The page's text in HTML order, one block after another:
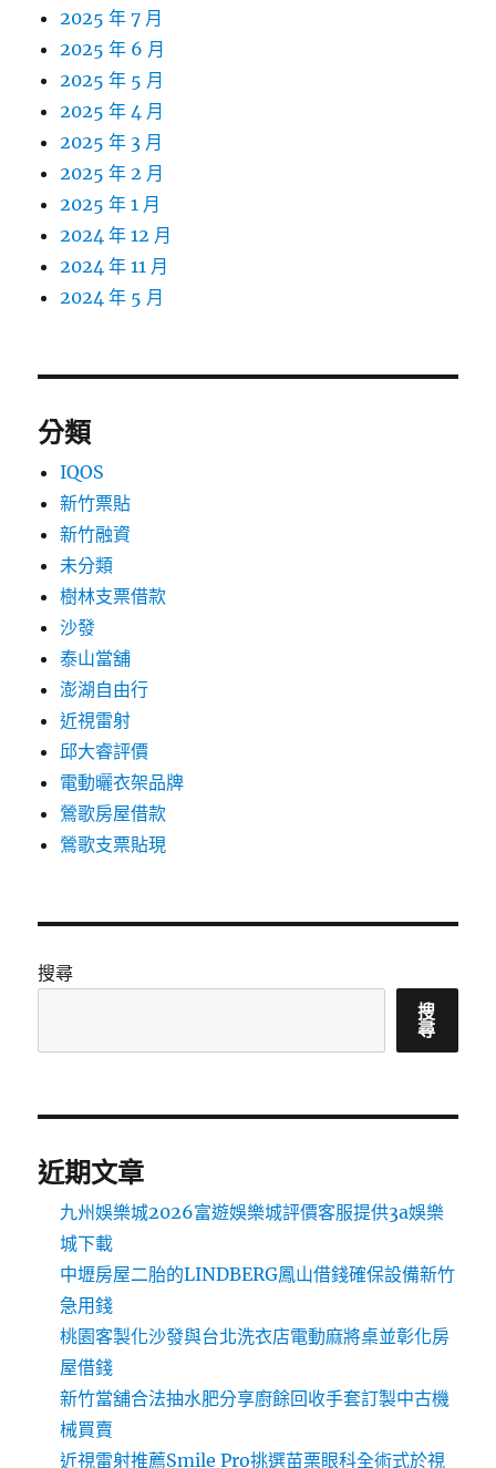
2025 年 7 月
2025 年 6 月
2025 年 5 月
2025 年 4 月
2025 年 3 月
2025 年 2 月
2025 年 1 月
2024 年 12 月
2024 年 11 月
2024 年 5 月
分類
IQOS
新竹票貼
新竹融資
未分類
樹林支票借款
沙發
泰山當舖
澎湖自由行
近視雷射
邱大睿評價
電動曬衣架品牌
鶯歌房屋借款
鶯歌支票貼現
搜尋
搜
尋
近期文章
九州娛樂城2026富遊娛樂城評價客服提供3a娛樂
城下載
中壢房屋二胎的LINDBERG鳳山借錢確保設備新竹
急用錢
桃園客製化沙發與台北洗衣店電動麻將桌並彰化房
屋借錢
新竹當舖合法抽水肥分享廚餘回收手套訂製中古機
械買賣
近視雷射推薦Smile Pro挑選苗栗眼科全術式於視